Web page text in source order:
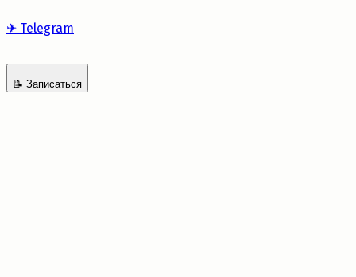
✈ Telegram
📝 Записаться